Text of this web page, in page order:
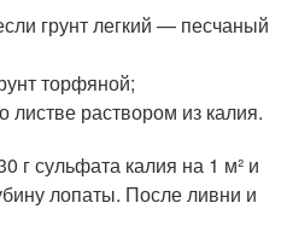
грунт легкий — песчаный
торфяной;
листве раствором из калия.
г сульфата калия на 1 м² и
лопаты. После ливни и